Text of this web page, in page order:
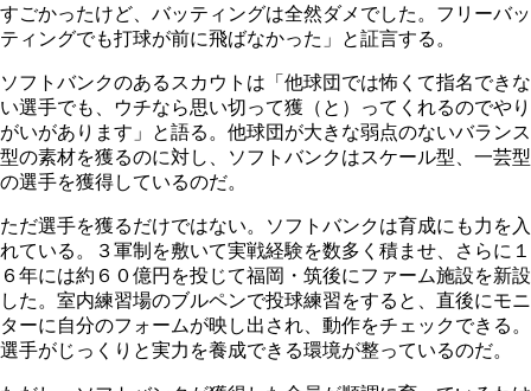
すごかったけど、バッティングは全然ダメでした。フリーバッ
ティングでも打球が前に飛ばなかった」と証言する。
ソフトバンクのあるスカウトは「他球団では怖くて指名できな
い選手でも、ウチなら思い切って獲（と）ってくれるのでやり
がいがあります」と語る。他球団が大きな弱点のないバランス
型の素材を獲るのに対し、ソフトバンクはスケール型、一芸型
の選手を獲得しているのだ。
ただ選手を獲るだけではない。ソフトバンクは育成にも力を入
れている。３軍制を敷いて実戦経験を数多く積ませ、さらに１
６年には約６０億円を投じて福岡・筑後にファーム施設を新設
した。室内練習場のブルペンで投球練習をすると、直後にモニ
ターに自分のフォームが映し出され、動作をチェックできる。
選手がじっくりと実力を養成できる環境が整っているのだ。